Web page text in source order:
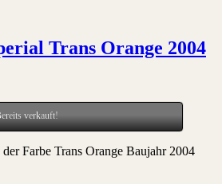
Trans Orange 2004
verkauft!
Farbe Trans Orange Baujahr 2004